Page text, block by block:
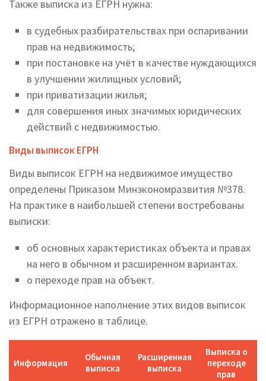
Также выписка из ЕГРН нужна:
в судебных разбирательствах при оспаривании
прав на недвижимость;
при постановке на учёт в качестве нуждающихся
в улучшении жилищных условий;
при приватизации жилья;
для совершения иных значимых юридических
действий с недвижимостью.
Виды выписок ЕГРН
Виды выписок ЕГРН на недвижимое имущество
определены Приказом Минэкономразвития №378.
На практике в наибольшей степени востребованы
выписки:
об основных характеристиках объекта и правах
на него в обычном и расширенном вариантах.
о переходе прав на объект.
Информационное наполнение этих видов выписок
из ЕГРН отражено в таблице.
Информация
Обычная
выписка
Расширенная
выписка
Выписка о
переходе
прав